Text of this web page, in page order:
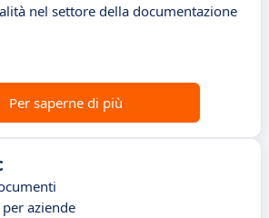
nel settore della documentazione
Per saperne di più
aziende